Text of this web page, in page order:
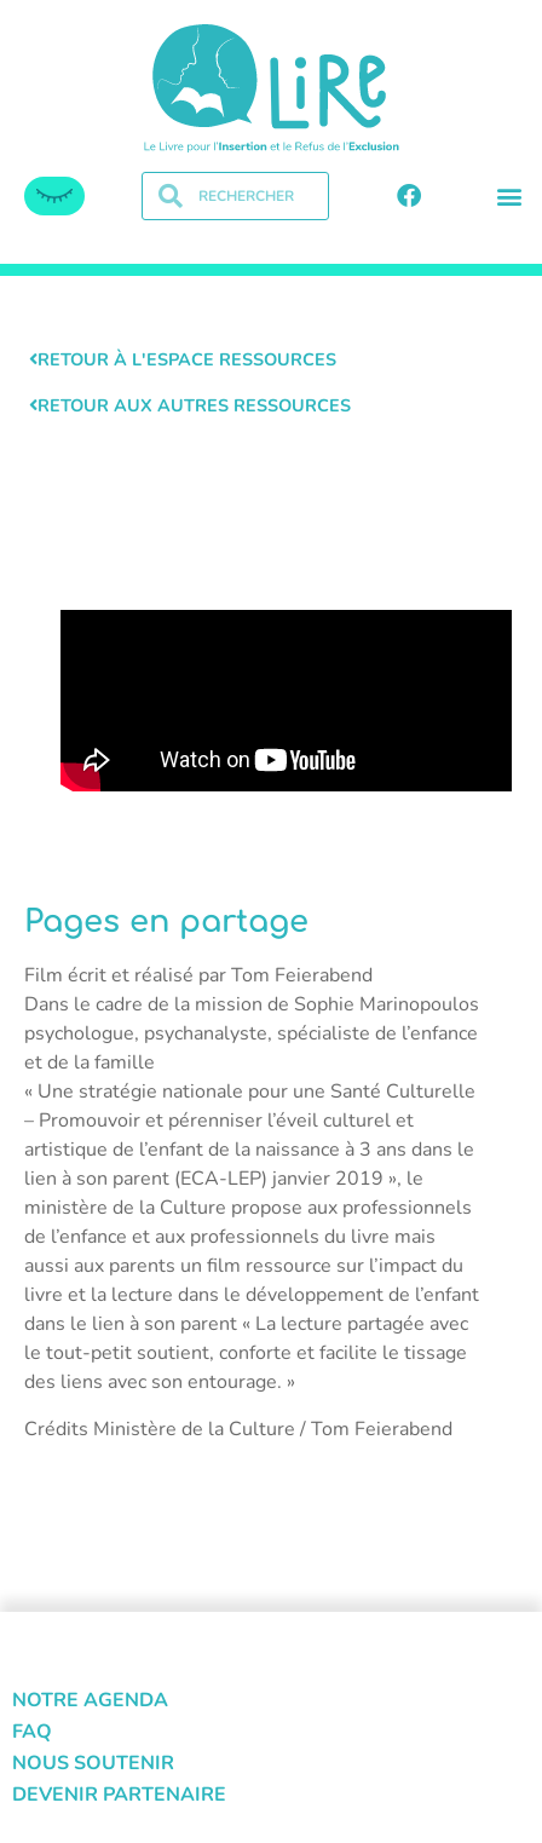
RETOUR À L'ESPACE RESSOURCES
RETOUR AUX AUTRES RESSOURCES
Pages en partage
Film écrit et réalisé par Tom Feierabend
Dans le cadre de la mission de Sophie Marinopoulos
psychologue, psychanalyste, spécialiste de l’enfance
et de la famille
« Une stratégie nationale pour une Santé Culturelle
– Promouvoir et pérenniser l’éveil culturel et
artistique de l’enfant de la naissance à 3 ans dans le
lien à son parent (ECA-LEP) janvier 2019 », le
ministère de la Culture propose aux professionnels
de l’enfance et aux professionnels du livre mais
aussi aux parents un film ressource sur l’impact du
livre et la lecture dans le développement de l’enfant
dans le lien à son parent « La lecture partagée avec
le tout-petit soutient, conforte et facilite le tissage
des liens avec son entourage. »
Crédits Ministère de la Culture / Tom Feierabend
NOTRE AGENDA
FAQ
NOUS SOUTENIR
DEVENIR PARTENAIRE